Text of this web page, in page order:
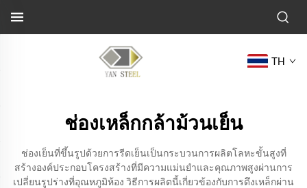
TH
ช่องเหล็กกล้าม้วนเย็น
ช่องเย็นที่ขึ้นรูปด้วยการรีดเย็นเป็นกระบวนการผลิตโลหะขั้นสูงที่
สร้างองค์ประกอบโครงสร้างที่มีความแม่นยำและคุณภาพสูงผ่านการ
เปลี่ยนรูปร่างที่อุณหภูมิห้อง วิธีการผลิตนี้เกี่ยวข้องกับการดึงเหล็กผ่าน